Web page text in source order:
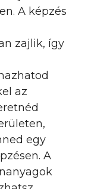
A képzés
zajlik, így
az
egy
A